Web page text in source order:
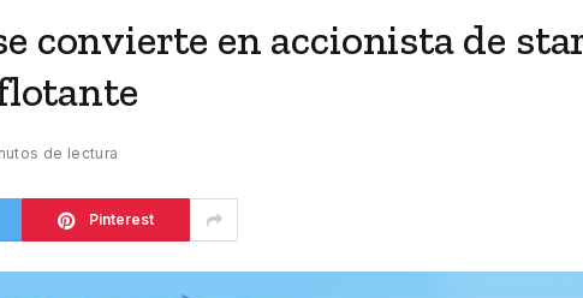
convierte en accionista de
de lectura
Pinterest